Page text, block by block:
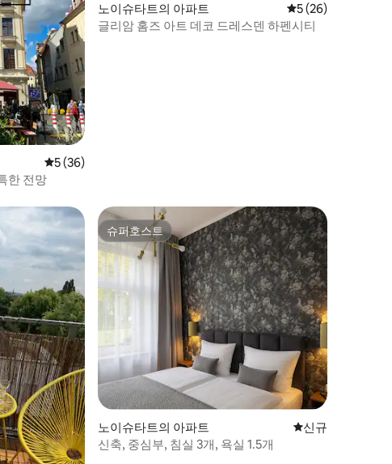
평점 5점(5점 만점), 후기 36개
5 (36)
한 전망
노이슈타트의 아파트 평점 5점(5점 만점
5 (26)
글리암 홈즈 아트 데코 드레스덴 하펜시티
슈퍼호스트
슈퍼호스트
노이슈타트의 아파트 신규 숙소
신규
신축, 중심부, 침실 3개, 욕실 1.5개